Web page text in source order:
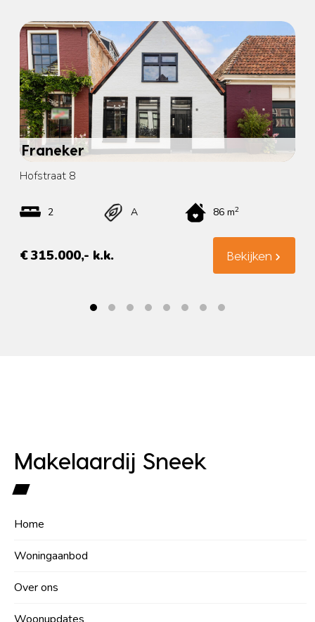
Franeker
Hofstraat 8
2 A 86 m2
€ 315.000,- k.k. Bekijken
Makelaardij Sneek
Home
Woningaanbod
Over ons